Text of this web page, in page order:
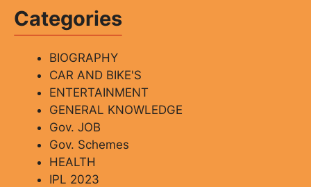
Categories
BIOGRAPHY
CAR AND BIKE'S
ENTERTAINMENT
GENERAL KNOWLEDGE
Gov. JOB
Gov. Schemes
HEALTH
IPL 2023